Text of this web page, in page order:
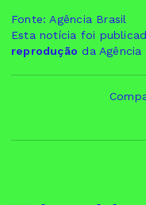
Fonte: Agência Brasil
Esta notícia foi
reprodução da Agência